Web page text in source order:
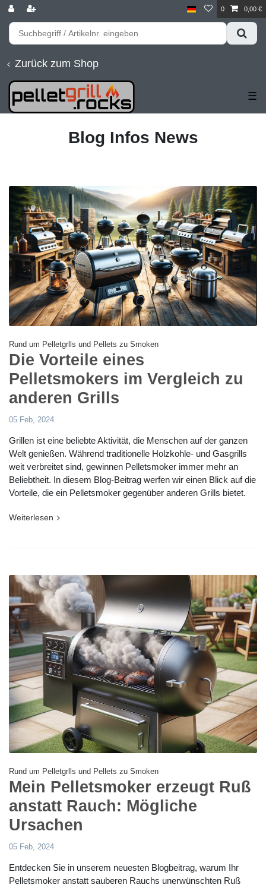
Zurück zum Shop
0 0,00 €
☰
Blog Infos News
Rund um Pelletgrlls und Pellets zu Smoken
Die Vorteile eines
Pelletsmokers im Vergleich zu
anderen Grills
05 Feb, 2024
Grillen ist eine beliebte Aktivität, die Menschen auf der ganzen
Welt genießen. Während traditionelle Holzkohle- und Gasgrills
weit verbreitet sind, gewinnen Pelletsmoker immer mehr an
Beliebtheit. In diesem Blog-Beitrag werfen wir einen Blick auf die
Vorteile, die ein Pelletsmoker gegenüber anderen Grills bietet.
Weiterlesen
Rund um Pelletgrlls und Pellets zu Smoken
Mein Pelletsmoker erzeugt Ruß
anstatt Rauch: Mögliche
Ursachen
05 Feb, 2024
Entdecken Sie in unserem neuesten Blogbeitrag, warum Ihr
Pelletsmoker anstatt sauberen Rauchs unerwünschten Ruß